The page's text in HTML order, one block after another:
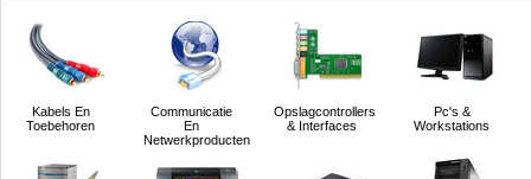
Kabels En
Toebehoren
Communicatie
En
Netwerkproducten
Opslagcontrollers
& Interfaces
Pc's &
Workstations